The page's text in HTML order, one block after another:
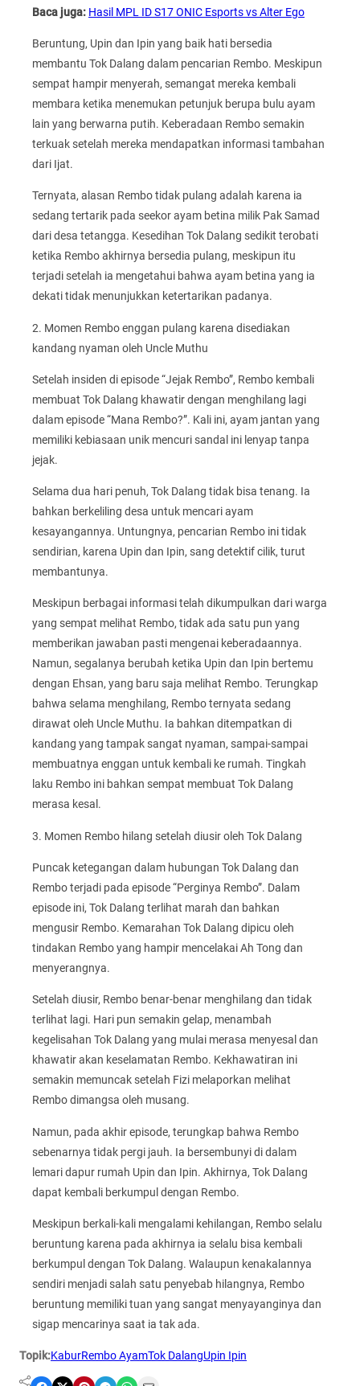
Baca juga: Hasil MPL ID S17 ONIC Esports vs Alter Ego
Beruntung, Upin dan Ipin yang baik hati bersedia
membantu Tok Dalang dalam pencarian Rembo. Meskipun
sempat hampir menyerah, semangat mereka kembali
membara ketika menemukan petunjuk berupa bulu ayam
lain yang berwarna putih. Keberadaan Rembo semakin
terkuak setelah mereka mendapatkan informasi tambahan
dari Ijat.
Ternyata, alasan Rembo tidak pulang adalah karena ia
sedang tertarik pada seekor ayam betina milik Pak Samad
dari desa tetangga. Kesedihan Tok Dalang sedikit terobati
ketika Rembo akhirnya bersedia pulang, meskipun itu
terjadi setelah ia mengetahui bahwa ayam betina yang ia
dekati tidak menunjukkan ketertarikan padanya.
2. Momen Rembo enggan pulang karena disediakan
kandang nyaman oleh Uncle Muthu
Setelah insiden di episode “Jejak Rembo”, Rembo kembali
membuat Tok Dalang khawatir dengan menghilang lagi
dalam episode “Mana Rembo?”. Kali ini, ayam jantan yang
memiliki kebiasaan unik mencuri sandal ini lenyap tanpa
jejak.
Selama dua hari penuh, Tok Dalang tidak bisa tenang. Ia
bahkan berkeliling desa untuk mencari ayam
kesayangannya. Untungnya, pencarian Rembo ini tidak
sendirian, karena Upin dan Ipin, sang detektif cilik, turut
membantunya.
Meskipun berbagai informasi telah dikumpulkan dari warga
yang sempat melihat Rembo, tidak ada satu pun yang
memberikan jawaban pasti mengenai keberadaannya.
Namun, segalanya berubah ketika Upin dan Ipin bertemu
dengan Ehsan, yang baru saja melihat Rembo. Terungkap
bahwa selama menghilang, Rembo ternyata sedang
dirawat oleh Uncle Muthu. Ia bahkan ditempatkan di
kandang yang tampak sangat nyaman, sampai-sampai
membuatnya enggan untuk kembali ke rumah. Tingkah
laku Rembo ini bahkan sempat membuat Tok Dalang
merasa kesal.
3. Momen Rembo hilang setelah diusir oleh Tok Dalang
Puncak ketegangan dalam hubungan Tok Dalang dan
Rembo terjadi pada episode “Perginya Rembo”. Dalam
episode ini, Tok Dalang terlihat marah dan bahkan
mengusir Rembo. Kemarahan Tok Dalang dipicu oleh
tindakan Rembo yang hampir mencelakai Ah Tong dan
menyerangnya.
Setelah diusir, Rembo benar-benar menghilang dan tidak
terlihat lagi. Hari pun semakin gelap, menambah
kegelisahan Tok Dalang yang mulai merasa menyesal dan
khawatir akan keselamatan Rembo. Kekhawatiran ini
semakin memuncak setelah Fizi melaporkan melihat
Rembo dimangsa oleh musang.
Namun, pada akhir episode, terungkap bahwa Rembo
sebenarnya tidak pergi jauh. Ia bersembunyi di dalam
lemari dapur rumah Upin dan Ipin. Akhirnya, Tok Dalang
dapat kembali berkumpul dengan Rembo.
Meskipun berkali-kali mengalami kehilangan, Rembo selalu
beruntung karena pada akhirnya ia selalu bisa kembali
berkumpul dengan Tok Dalang. Walaupun kenakalannya
sendiri menjadi salah satu penyebab hilangnya, Rembo
beruntung memiliki tuan yang sangat menyayanginya dan
sigap mencarinya saat ia tak ada.
Topik:KaburRembo AyamTok DalangUpin Ipin